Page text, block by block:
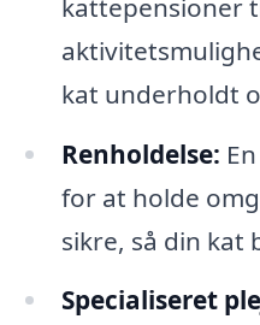
kattepensioner
kat underholdt
Renholdelse:
for at holde
sikre, så din kat
Specialiseret